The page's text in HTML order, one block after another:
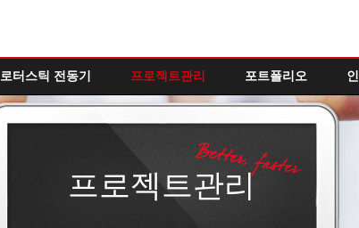
로터스틱 전동기 프로젝트관리 포트폴리오
프로젝트관리